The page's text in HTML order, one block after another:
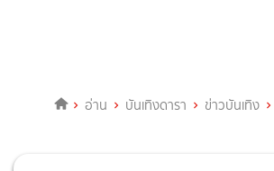
อ่าน บันเทิงดารา ข่าวบันเทิง